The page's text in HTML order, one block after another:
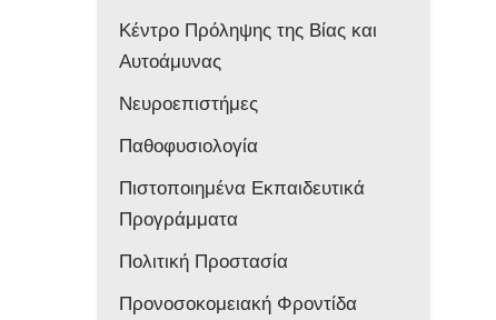
Κέντρο Πρόληψης της Βίας και
Αυτοάμυνας
Νευροεπιστήμες
Παθοφυσιολογία
Πιστοποιημένα Εκπαιδευτικά
Προγράμματα
Πολιτική Προστασία
Προνοσοκομειακή Φροντίδα